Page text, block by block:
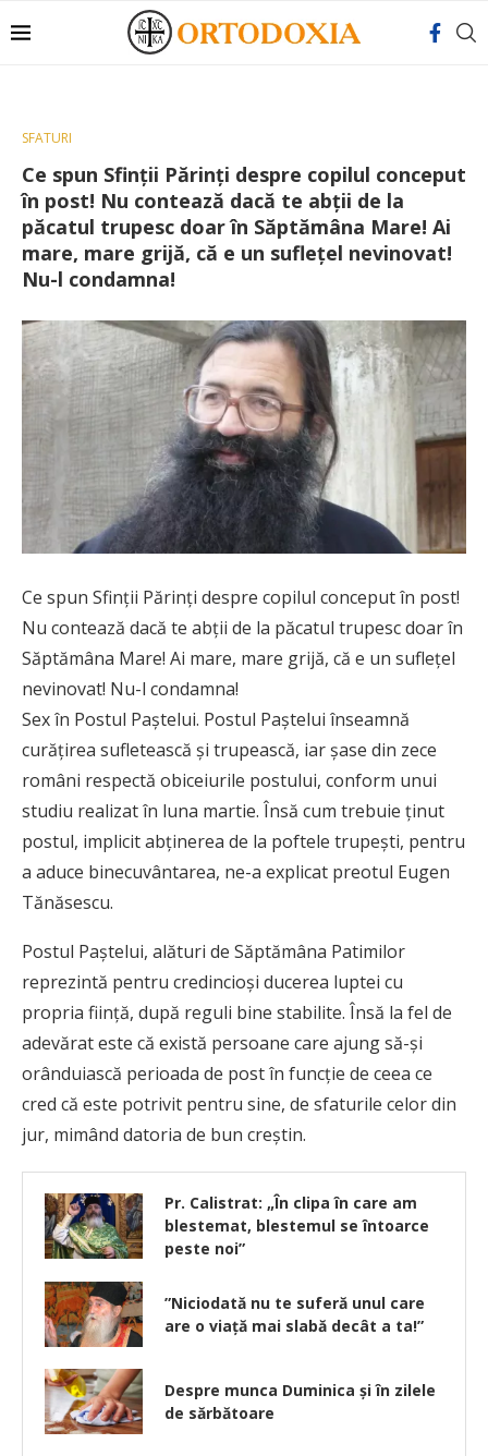
SFATURI
Ce spun Sfinții Părinți despre copilul conceput
în post! Nu contează dacă te abţii de la
păcatul trupesc doar în Săptămâna Mare! Ai
mare, mare grijă, că e un suflețel nevinovat!
Nu-l condamna!
Ce spun Sfinții Părinți despre copilul conceput în post!
Nu contează dacă te abţii de la păcatul trupesc doar în
Săptămâna Mare! Ai mare, mare grijă, că e un suflețel
nevinovat! Nu-l condamna!
Sex în Postul Paştelui. Postul Paştelui înseamnă
curăţirea sufletească şi trupească, iar şase din zece
români respectă obiceiurile postului, conform unui
studiu realizat în luna martie. Însă cum trebuie ţinut
postul, implicit abţinerea de la poftele trupeşti, pentru
a aduce binecuvântarea, ne-a explicat preotul Eugen
Tănăsescu.
Postul Paştelui, alături de Săptămâna Patimilor
reprezintă pentru credincioşi ducerea luptei cu
propria fiinţă, după reguli bine stabilite. Însă la fel de
adevărat este că există persoane care ajung să-şi
orânduiască perioada de post în funcţie de ceea ce
cred că este potrivit pentru sine, de sfaturile celor din
jur, mimând datoria de bun creştin.
Pr. Calistrat: „În clipa în care am
blestemat, blestemul se întoarce
peste noi”
”Niciodată nu te suferă unul care
are o viaţă mai slabă decât a ta!”
Despre munca Duminica și în zilele
de sărbătoare